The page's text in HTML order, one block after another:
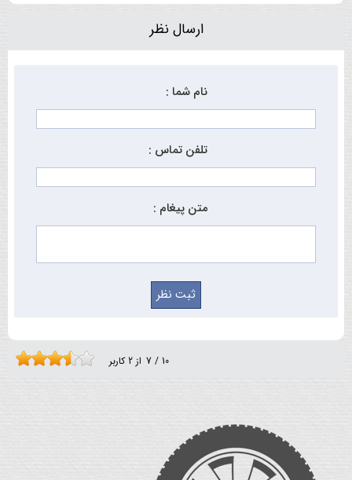
ارسال نظر
نام شما :
تلفن تماس :
متن پیغام :
7 / 10 از 2 کاربر